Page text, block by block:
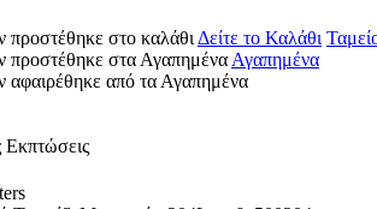
προστέθηκε στο καλάθι Δείτε το Καλάθι
προστέθηκε στα Αγαπημένα Αγαπημένα
αφαιρέθηκε από τα Αγαπημένα